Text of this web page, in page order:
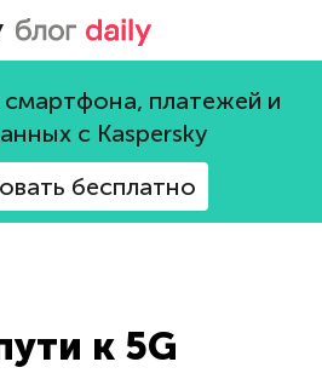
Блог Касперского
платежей и
с Kaspersky
бесплатно
к 5G